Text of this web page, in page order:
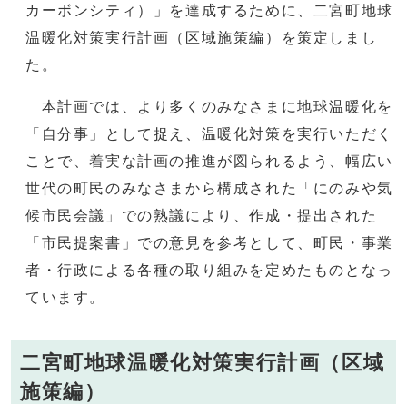
カーボンシティ）」を達成するために、二宮町地球
温暖化対策実行計画（区域施策編）を策定しまし
た。
本計画では、より多くのみなさまに地球温暖化を
「自分事」として捉え、温暖化対策を実行いただく
ことで、着実な計画の推進が図られるよう、幅広い
世代の町民のみなさまから構成された「にのみや気
候市民会議」での熟議により、作成・提出された
「市民提案書」での意見を参考として、町民・事業
者・行政による各種の取り組みを定めたものとなっ
ています。
二宮町地球温暖化対策実行計画（区域
施策編）